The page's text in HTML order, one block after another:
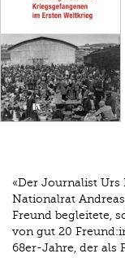
«Der Journalist Urs
Nationalrat
Freund begleitete,
von gut 20
68er-Jahre, der als